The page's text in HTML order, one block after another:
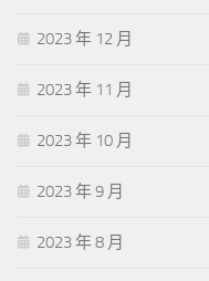
2023 年 12 月
2023 年 11 月
2023 年 10 月
2023 年 9 月
2023 年 8 月